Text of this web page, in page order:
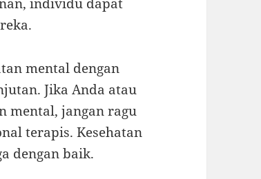
mental dengan
Jika Anda atau
mental, jangan ragu
terapis. Kesehatan
dengan baik.